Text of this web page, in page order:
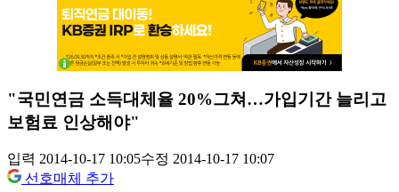
"국민연금 소득대체율 20%그쳐…가입기간 늘리고
보험료 인상해야"
입력 2014-10-17 10:05수정 2014-10-17 10:07
선호매체 추가